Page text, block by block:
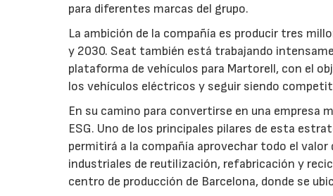
para diferentes marcas del grupo.
La ambición de la compañía es producir tres
y 2030. Seat también está trabajando
plataforma de vehículos para Martorell, con el
los vehículos eléctricos y seguir siendo
En su camino para convertirse en una empresa
ESG. Uno de los principales pilares de esta
permitirá a la compañía aprovechar todo el
industriales de reutilización, refabricación y
centro de producción de Barcelona, donde se